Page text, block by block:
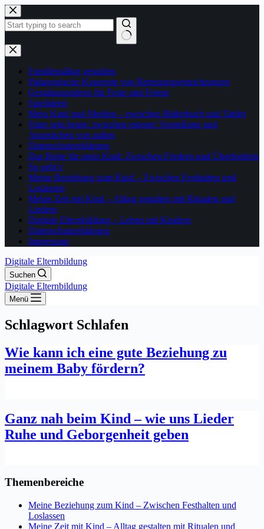
Zum
Inhalt
springen
Keine
Ergebnisse
Familienalltag gestalten
Pädagogische Konzepte von Betreuungseinrichtungen
Gestaltungsideen für Feste und Feiern
Spielideen
Mein Kind und Medien – zwischen Bilderbuch und Tablet
Vater sein heute: zwischen eigener Vorstellung und
Ansprüchen von außen
Datenschutzerklärung
Das Beste für mein Kind: Zwischen Fördern und Überfordern
So geht’s
Meine Beziehung zum Kind – Zwischen Festhalten und
Loslassen
Meine Zeit mit Kind – Alltag gestalten mit Ritualen und
Liedern
Digitale Elternbildung – Leben mit Kindern
Datenschutzerklärung
Impressum
Digitale Elternbildung
Suchen
Digitale Elternbildung
Menü
Schlagwort Schlafen
Wie kann ich eine gute Beziehung zu
meinem Baby fördern?
Ganz nah beim Kind – wie uns Lieder
Ruhe und Geborgenheit geben
Themenbereiche
Meine Beziehung zum Kind – Zwischen Festhalten und
Loslassen
Meine Zeit mit Kind – Alltag gestalten mit Ritualen und